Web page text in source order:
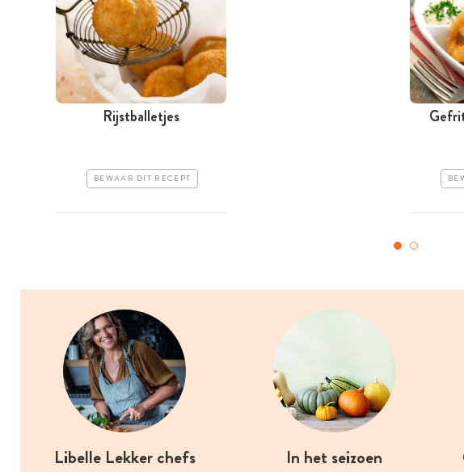
Rijstballetjes
BEWAAR DIT RECEPT
Libelle Lekker chefs In het seizoen